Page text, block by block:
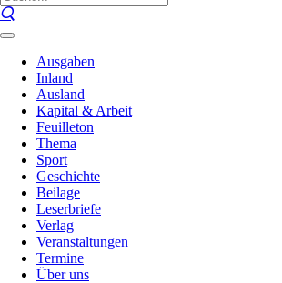
Ausgaben
Inland
Ausland
Kapital & Arbeit
Feuilleton
Thema
Sport
Geschichte
Beilage
Leserbriefe
Verlag
Veranstaltungen
Termine
Über uns